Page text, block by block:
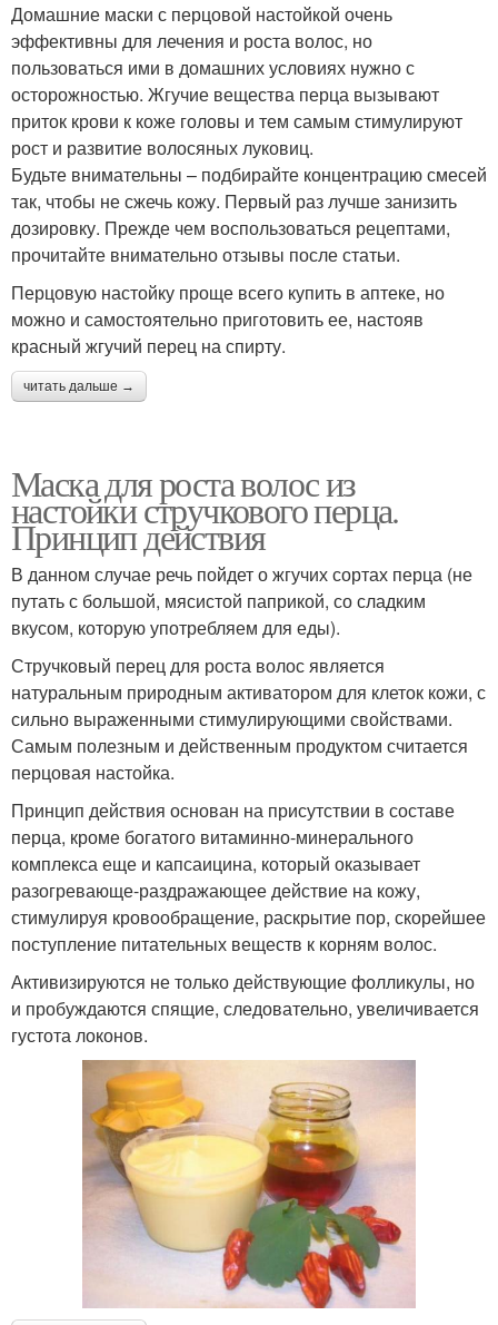
Домашние маски с перцовой настойкой очень
эффективны для лечения и роста волос, но
пользоваться ими в домашних условиях нужно с
осторожностью. Жгучие вещества перца вызывают
приток крови к коже головы и тем самым стимулируют
рост и развитие волосяных луковиц.
Будьте внимательны – подбирайте концентрацию смесей
так, чтобы не сжечь кожу. Первый раз лучше занизить
дозировку. Прежде чем воспользоваться рецептами,
прочитайте внимательно отзывы после статьи.
Перцовую настойку проще всего купить в аптеке, но
можно и самостоятельно приготовить ее, настояв
красный жгучий перец на спирту.
читать дальше →
Маска для роста волос из
настойки стручкового перца.
Принцип действия
В данном случае речь пойдет о жгучих сортах перца (не
путать с большой, мясистой паприкой, со сладким
вкусом, которую употребляем для еды).
Стручковый перец для роста волос является
натуральным природным активатором для клеток кожи, с
сильно выраженными стимулирующими свойствами.
Самым полезным и действенным продуктом считается
перцовая настойка.
Принцип действия основан на присутствии в составе
перца, кроме богатого витаминно-минерального
комплекса еще и капсаицина, который оказывает
разогревающе-раздражающее действие на кожу,
стимулируя кровообращение, раскрытие пор, скорейшее
поступление питательных веществ к корням волос.
Активизируются не только действующие фолликулы, но
и пробуждаются спящие, следовательно, увеличивается
густота локонов.